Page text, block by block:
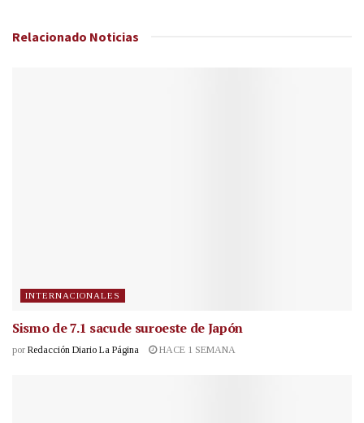
Relacionado Noticias
INTERNACIONALES
Sismo de 7.1 sacude suroeste de Japón
por Redacción Diario La Página HACE 1 SEMANA